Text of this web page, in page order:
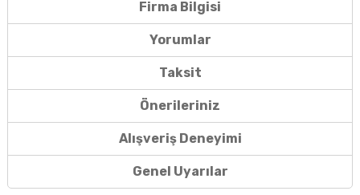
Firma Bilgisi
Yorumlar
Taksit
Önerileriniz
Alışveriş Deneyimi
Genel Uyarılar